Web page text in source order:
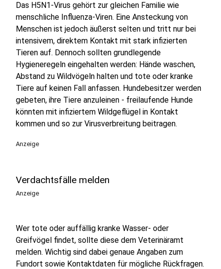
Das H5N1-Virus gehört zur gleichen Familie wie
menschliche Influenza-Viren. Eine Ansteckung von
Menschen ist jedoch äußerst selten und tritt nur bei
intensivem, direktem Kontakt mit stark infizierten
Tieren auf. Dennoch sollten grundlegende
Hygieneregeln eingehalten werden: Hände waschen,
Abstand zu Wildvögeln halten und tote oder kranke
Tiere auf keinen Fall anfassen. Hundebesitzer werden
gebeten, ihre Tiere anzuleinen - freilaufende Hunde
könnten mit infiziertem Wildgeflügel in Kontakt
kommen und so zur Virusverbreitung beitragen.
Anzeige
Verdachtsfälle melden
Anzeige
Wer tote oder auffällig kranke Wasser- oder
Greifvögel findet, sollte diese dem Veterinäramt
melden. Wichtig sind dabei genaue Angaben zum
Fundort sowie Kontaktdaten für mögliche Rückfragen.